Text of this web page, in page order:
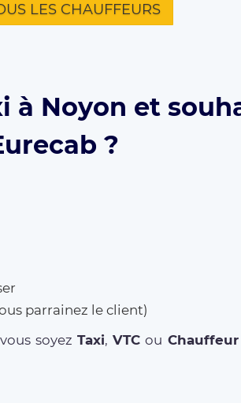
LES CHAUFFEURS
à Noyon et
?
parrainez le client)
soyezTaxi,VTC ou